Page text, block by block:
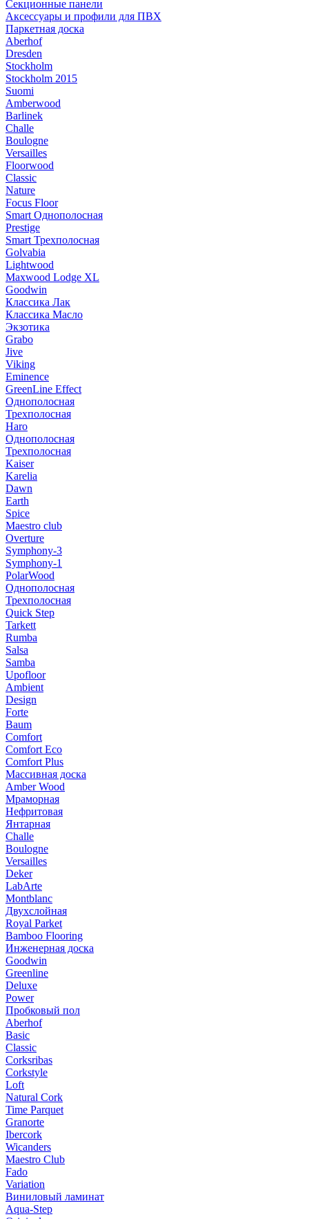
Секционные панели
Аксессуары и профили для ПВХ
Паркетная доска
Aberhof
Dresden
Stockholm
Stockholm 2015
Suomi
Amberwood
Barlinek
Challe
Boulogne
Versailles
Floorwood
Classic
Nature
Focus Floor
Smart Однополосная
Prestige
Smart Трехполосная
Golvabia
Lightwood
Maxwood Lodge XL
Goodwin
Классика Лак
Классика Масло
Экзотика
Grabo
Jive
Viking
Eminence
GreenLine Effect
Однополосная
Трехполосная
Haro
Однополосная
Трехполосная
Kaiser
Karelia
Dawn
Earth
Spice
Maestro club
Overture
Symphony-3
Symphony-1
PolarWood
Однополосная
Трехполосная
Quick Step
Tarkett
Rumba
Salsa
Samba
Upofloor
Ambient
Design
Forte
Baum
Comfort
Comfort Eco
Comfort Plus
Массивная доска
Amber Wood
Мраморная
Нефритовая
Янтарная
Challe
Boulogne
Versailles
Deker
LabArte
Montblanc
Двухслойная
Royal Parket
Bamboo Flooring
Инженерная доска
Goodwin
Greenline
Deluxe
Power
Пробковый пол
Aberhof
Basic
Classic
Corksribas
Corkstyle
Loft
Natural Cork
Time Parquet
Granorte
Ibercork
Wicanders
Мaestro Club
Fado
Variation
Виниловый ламинат
Aqua-Step